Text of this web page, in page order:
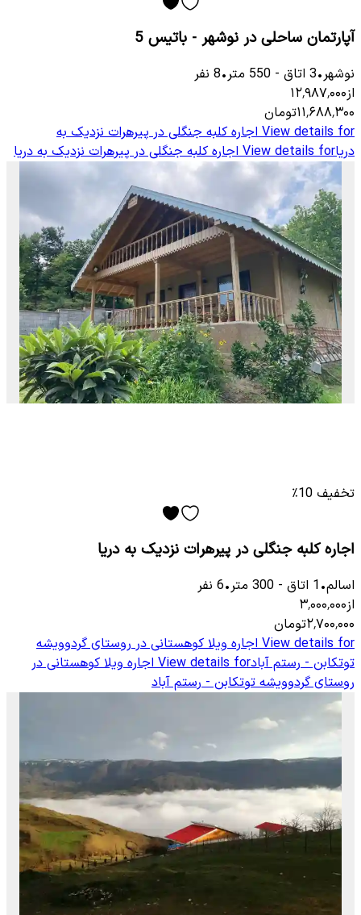
آپارتمان ساحلی در نوشهر - باتیس 5
نوشهر•
3 اتاق -
550 متر•
8 نفر
از۱۲٬۹۸۷٬۰۰۰
۱۱٬۶۸۸٬۳۰۰تومان
View details for اجاره کلبه جنگلی در پیرهرات نزدیک به
دریاView details for اجاره کلبه جنگلی در پیرهرات نزدیک به دریا
تخفیف 10٪
اجاره کلبه جنگلی در پیرهرات نزدیک به دریا
اسالم•
1 اتاق -
300 متر•
6 نفر
از۳٬۰۰۰٬۰۰۰
۲٬۷۰۰٬۰۰۰تومان
View details for اجاره ویلا کوهستانی در روستای گردوویشه
توتکابن - رستم آبادView details for اجاره ویلا کوهستانی در
روستای گردوویشه توتکابن - رستم آباد